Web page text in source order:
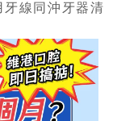
線同沖牙器清